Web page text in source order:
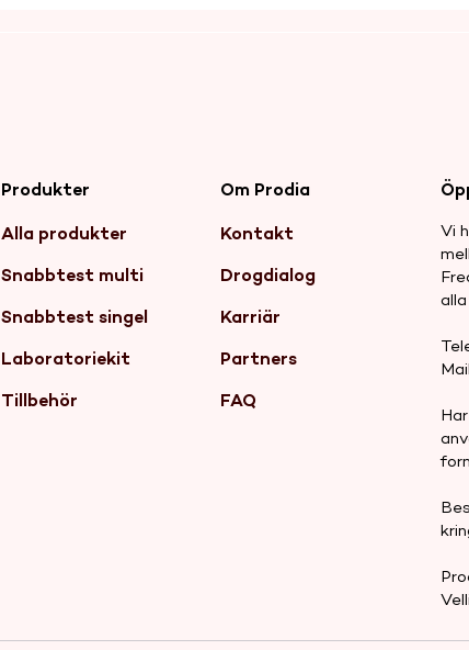
Om Prodia
Kontakt
Drogdialog
Karriär
Partners
FAQ
Produkter
Alla produkter
Snabbtest multi
Snabbtest singel
Laboratoriekit
Tillbehör
Vi